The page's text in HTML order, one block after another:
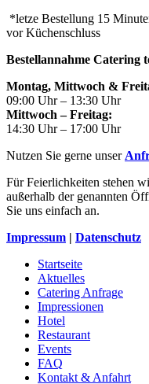
*letze Bestellung 15
vor Küchenschluss
Bestellannahme Catering
Montag, Mittwoch &
09:00 Uhr – 13:30 Uhr
Mittwoch – Freitag:
14:30 Uhr – 17:00 Uhr
Nutzen Sie gerne unser
Für Feierlichkeiten stehen
außerhalb der genannten
Sie uns einfach an.
Impressum | Datenschutz
Startseite
Aktuelles
Catering Anfrage
Impressionen
Hotel
Restaurant
Events
FAQ
Kontakt & Anfahrt